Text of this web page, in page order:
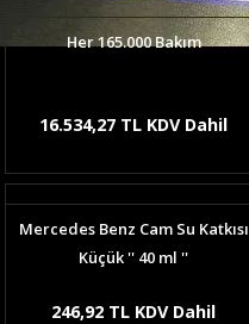
Her 165.000 Bakım
16.534,27 TL KDV Dahil
Mercedes Benz Cam Su Katkısı
Küçük '' 40 ml ''
246,92 TL KDV Dahil